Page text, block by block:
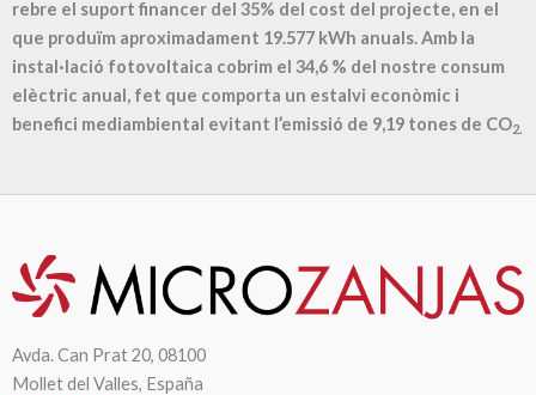
rebre el suport financer del 35% del cost del projecte, en el
que produïm aproximadament 19.577 kWh anuals. Amb la
instal·lació fotovoltaica cobrim el 34,6 % del nostre consum
elèctric anual, fet que comporta un estalvi econòmic i
benefici mediambiental evitant l’emissió de 9,19 tones de CO2.
Avda. Can Prat 20, 08100
Mollet del Valles, España